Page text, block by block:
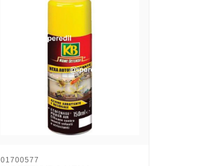
01700577